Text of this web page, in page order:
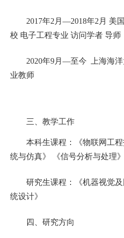
2017年2月—2018年2月 美
校 电子工程专业 访问学者 导师
2020年9月—至今 上海海
业教师
三、 教学工作
本科生课程： 《物联网工程
统与仿真》
《信号分析与处理》
研究生课程： 《机器视觉
统设计》
四、研究方向